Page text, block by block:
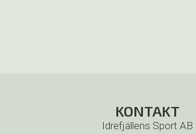
KONTAKT
Idrefjällens Sport AB